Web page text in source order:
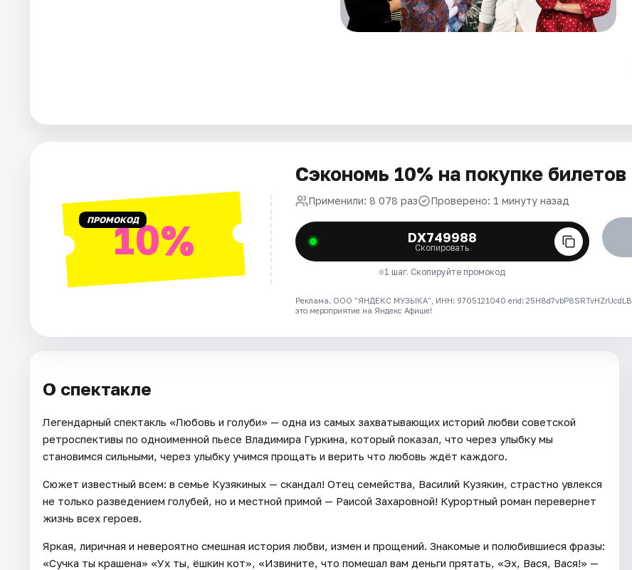
Рейтинги
ПРОМОКОД10%
Сэкономь 10% на покупке билетов
Применили: 8 078 раз Проверено: 1 минуту назад
DX749988
Скопировать
1 шаг. Скопируйте промокод
Реклама. ООО "ЯНДЕКС МУЗЫКА", ИНН: 9705121040 erid: 25H8d7vbP8SRTvHZrUcdLB
это мероприятие на Яндекс Афише!
О спектакле
Легендарный спектакль «Любовь и голуби» — одна из самых захватывающих историй любви советской
ретроспективы по одноименной пьесе Владимира Гуркина, который показал, что через улыбку мы
становимся сильными, через улыбку учимся прощать и верить что любовь ждёт каждого.
Сюжет известный всем: в семье Кузякиных — скандал! Отец семейства, Василий Кузякин, страстно увлекся
не только разведением голубей, но и местной примой — Раисой Захаровной! Курортный роман перевернет
жизнь всех героев.
Яркая, лиричная и невероятно смешная история любви, измен и прощений. Знакомые и полюбившиеся фразы:
«Сучка ты крашена» «Ух ты, ёшкин кот», «Извините, что помешал вам деньги прятать, «Эх, Вася, Вася!» —